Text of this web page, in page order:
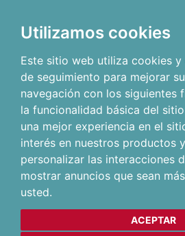
Utilizamos cookies
Este sitio web utiliza cookies
de seguimiento para mejorar
navegación con los siguientes
la funcionalidad básica del
una mejor experiencia en el
interés en nuestros productos
personalizar las interacciones
mostrar anuncios que sean
usted.
ACEPTAR